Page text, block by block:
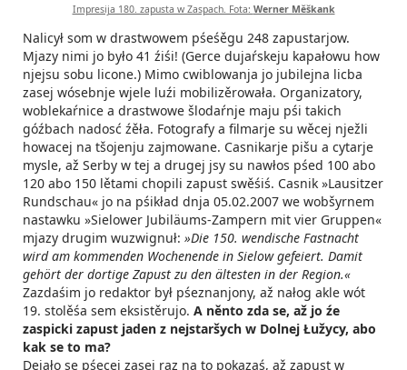
Impresija 180. zapusta w Zaspach. Fota: Werner Měškank
Nalicył som w drastwowem pśeśěgu 248 zapustarjow.
Mjazy nimi jo było 41 źiśi! (Gerce dujaŕskeju kapałowu how
njejsu sobu licone.) Mimo cwiblowanja jo jubilejna licba
zasej wósebnje wjele luźi mobilizěrowała. Organizatory,
woblekaŕnice a drastwowe šlodaŕnje maju pśi takich
góźbach nadosć źěła. Fotografy a filmarje su wěcej nježli
howacej na tšojenju zajmowane. Casnikarje pišu a cytarje
mysle, až Serby w tej a drugej jsy su nawłos pśed 100 abo
120 abo 150 lětami chopili zapust swěśiś. Casnik »Lausitzer
Rundschau« jo na pśikład dnja 05.02.2007 we wobšyrnem
nastawku »Sielower Jubiläums-Zampern mit vier Gruppen«
mjazy drugim wuzwignuł: »Die 150. wendische Fastnacht
wird am kommenden Wochenende in Sielow gefeiert. Damit
gehört der dortige Zapust zu den ältesten in der Region.«
Zazdaśim jo redaktor był pśeznanjony, až nałog akle wót
19. stolěśa sem eksistěrujo. A něnto zda se, až jo źe
zaspicki zapust jaden z nejstaršych w Dolnej Łužycy, abo
kak se to ma?
Dejało se pśecej zasej raz na to pokazaś, až zapust w